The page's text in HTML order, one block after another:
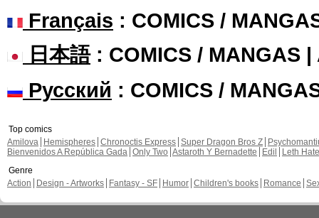
Français : COMICS /
日本語: COMICS / MANGAS |
Русский : COMICS /
Top comics
Amilova
Hemispheres Chronoctis Express Super Dragon Bros Z
Bienvenidos A República Gada Only Two Astaroth Y Bernadette Edil
Leth Hate
Genre
Action
Design - Artworks Fantasy - SF Humor Children's books Romance